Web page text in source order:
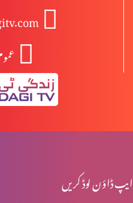
خواتین کی خدمت
صبا کی ملکہ کا شاہی دورہ
محبت کی 5 زبانیں
مقدسہ مریم
ایپ ڈاؤن لوڈ کریں